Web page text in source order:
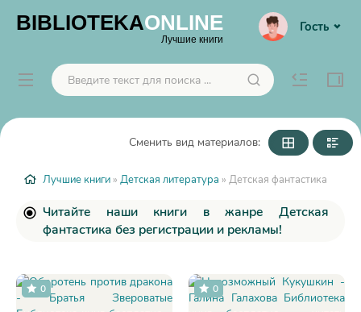
BIBLIOTEKAONLINE
Лучшие книги
Гость
Сменить вид материалов:
Лучшие книги » Детская литература » Детская фантастика
Читайте наши книги в жанре Детская
фантастика без регистрации и рекламы!
0 0